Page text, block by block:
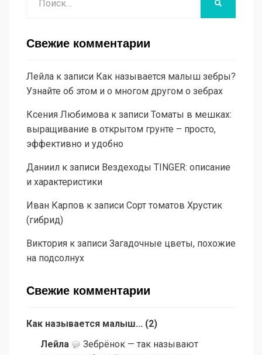
Свежие комментарии
Лейла к записи Как называется малыш зебры?
Узнайте об этом и о многом другом о зебрах
Ксения Любимова к записи Томаты в мешках:
выращивание в открытом грунте – просто,
эффективно и удобно
Даниил к записи Вездеходы TINGER: описание
и характеристики
Иван Карпов к записи Сорт томатов Хрустик
(гибрид)
Виктория к записи Загадочные цветы, похожие
на подсолнух
Свежие комментарии
Как называется малыш... (2)
Лейла
Зебрёнок — так называют